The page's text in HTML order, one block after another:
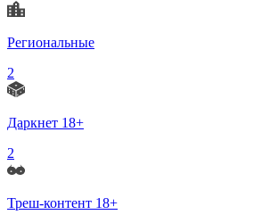
Региональные
2
Даркнет 18+
2
Треш-контент 18+